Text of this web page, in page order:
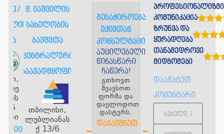
/
6
00
მ. იაშვილის
სახელობის
ბავშვთა
ცენტრალური
საავადმყოფო
თბილისი,
ლუბლიანას
ქ 13/6
გესაჭიროებათ
ექიმთან
კონსულტაცია?
აუცილებელია
წინასწარი
ჩაწერა!
გთხოვთ
შეავსოთ
ფორმა და
დაელოდოთ
დასტურს.
ᲓᲐᲯᲐᲕᲨᲜᲔᲗ
პროფესიონალიზმი
კომუნიკაცია
ზრუნვა და
ყურადღება
თანამედროვე
მიდგომები
დაამატეთ
კომენტარი